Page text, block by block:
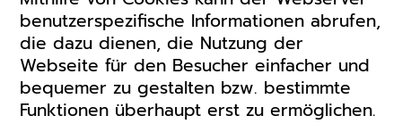
benutzerspezifische Informationen abrufen,
die dazu dienen, die Nutzung der
Webseite für den Besucher einfacher und
bequemer zu gestalten bzw. bestimmte
Funktionen überhaupt erst zu ermöglichen.